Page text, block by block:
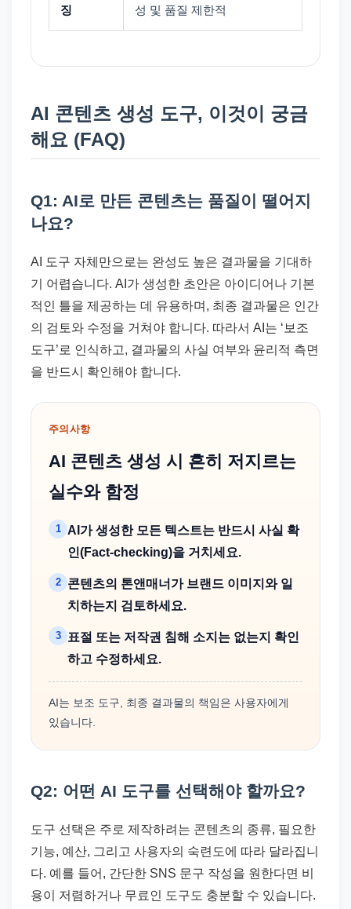
징 성 및 품질 제한적
AI 콘텐츠 생성 도구, 이것이 궁금
해요 (FAQ)
Q1: AI로 만든 콘텐츠는 품질이 떨어지
나요?
AI 도구 자체만으로는 완성도 높은 결과물을 기대하
기 어렵습니다. AI가 생성한 초안은 아이디어나 기본
적인 틀을 제공하는 데 유용하며, 최종 결과물은 인간
의 검토와 수정을 거쳐야 합니다. 따라서 AI는 ‘보조
도구’로 인식하고, 결과물의 사실 여부와 윤리적 측면
을 반드시 확인해야 합니다.
주의사항
AI 콘텐츠 생성 시 흔히 저지르는
실수와 함정
1 AI가 생성한 모든 텍스트는 반드시 사실 확
인(Fact-checking)을 거치세요.
2
콘텐츠의 톤앤매너가 브랜드 이미지와 일
치하는지 검토하세요.
3
표절 또는 저작권 침해 소지는 없는지 확인
하고 수정하세요.
AI는 보조 도구, 최종 결과물의 책임은 사용자에게
있습니다.
Q2: 어떤 AI 도구를 선택해야 할까요?
도구 선택은 주로 제작하려는 콘텐츠의 종류, 필요한
기능, 예산, 그리고 사용자의 숙련도에 따라 달라집니
다. 예를 들어, 간단한 SNS 문구 작성을 원한다면 비
용이 저렴하거나 무료인 도구도 충분할 수 있습니다.